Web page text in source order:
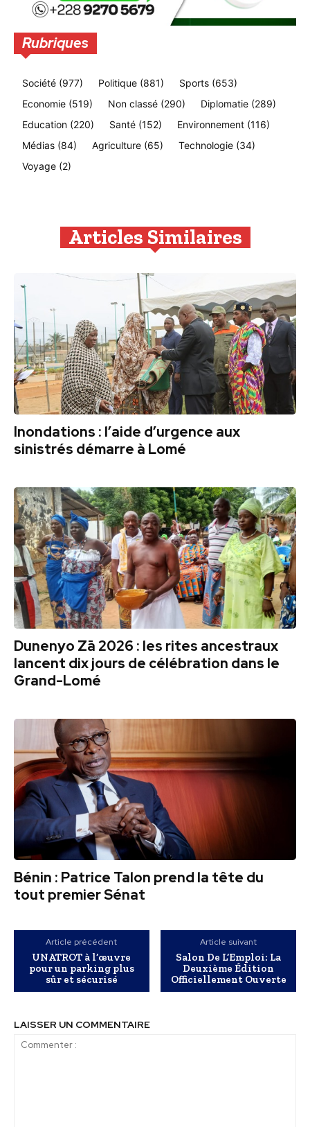
Rubriques
Société (977) Politique (881) Sports (653)
Economie (519) Non classé (290) Diplomatie (289)
Education (220) Santé (152) Environnement (116)
Médias (84) Agriculture (65) Technologie (34)
Voyage (2)
Articles Similaires
Inondations : l’aide d’urgence aux
sinistrés démarre à Lomé
Dunenyo Zā 2026 : les rites ancestraux
lancent dix jours de célébration dans le
Grand-Lomé
Bénin : Patrice Talon prend la tête du
tout premier Sénat
Article précédent
UNATROT à l’œuvre
pour un parking plus
sûr et sécurisé
Article suivant
Salon De L’Emploi: La
Deuxième Édition
Officiellement Ouverte
LAISSER UN COMMENTAIRE